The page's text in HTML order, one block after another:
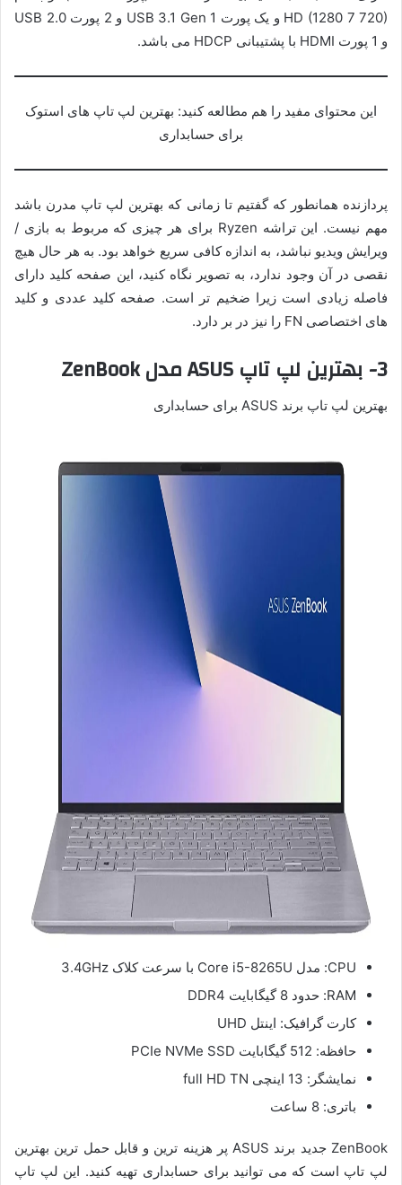
HD (1280 7 720) و یک پورت USB 3.1 Gen 1 و 2 پورت USB 2.0
و 1 پورت HDMI با پشتیبانی HDCP می باشد.
این محتوای مفید را هم مطالعه کنید: بهترین لپ تاپ های استوک
برای حسابداری
پردازنده همانطور که گفتیم تا زمانی که بهترین لپ تاپ مدرن باشد
مهم نیست. این تراشه Ryzen برای هر چیزی که مربوط به بازی /
ویرایش ویدیو نباشد، به اندازه کافی سریع خواهد بود. به هر حال هیچ
نقصی در آن وجود ندارد، به تصویر نگاه کنید، این صفحه کلید دارای
فاصله زیادی است زیرا ضخیم تر است. صفحه کلید عددی و کلید
های اختصاصی FN را نیز در بر دارد.
3- بهترین لپ تاپ ASUS مدل ZenBook
بهترین لپ تاپ برند ASUS برای حسابداری
CPU: مدل Core i5-8265U با سرعت کلاک 3.4GHz
RAM: حدود 8 گیگابایت DDR4
کارت گرافیک: اینتل UHD
حافظه: 512 گیگابایت PCIe NVMe SSD
نمایشگر: 13 اینچی full HD TN
باتری: 8 ساعت
ZenBook جدید برند ASUS پر هزینه ترین و قابل حمل ترین بهترین
لپ تاپ است که می توانید برای حسابداری تهیه کنید. این لپ تاپ